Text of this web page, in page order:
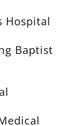
Hospital
Baptist